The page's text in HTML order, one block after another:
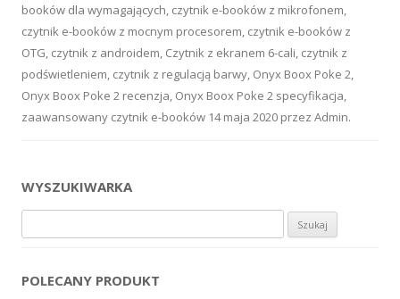
booków dla wymagających, czytnik e-booków z mikrofonem,
czytnik e-booków z mocnym procesorem, czytnik e-booków z
OTG, czytnik z androidem, Czytnik z ekranem 6-cali, czytnik z
podświetleniem, czytnik z regulacją barwy, Onyx Boox Poke 2,
Onyx Boox Poke 2 recenzja, Onyx Boox Poke 2 specyfikacja,
zaawansowany czytnik e-booków 14 maja 2020 przez Admin.
WYSZUKIWARKA
POLECANY PRODUKT